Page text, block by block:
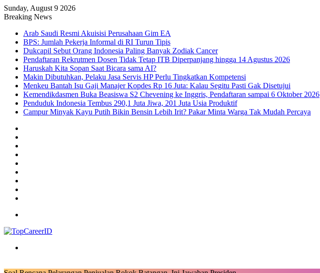
Sunday, August 9 2026
Breaking News
Arab Saudi Resmi Akuisisi Perusahaan Gim EA
BPS: Jumlah Pekerja Informal di RI Turun Tipis
Dukcapil Sebut Orang Indonesia Paling Banyak Zodiak Cancer
Pendaftaran Rekrutmen Dosen Tidak Tetap ITB Diperpanjang hingga 14 Agustus 2026
Haruskah Kita Sopan Saat Bicara sama AI?
Makin Dibutuhkan, Pelaku Jasa Servis HP Perlu Tingkatkan Kompetensi
Menkeu Bantah Isu Gaji Manajer Kopdes Rp 16 Juta: Kalau Segitu Pasti Gak Disetujui
Kemendikdasmen Buka Beasiswa S2 Chevening ke Inggris, Pendaftaran sampai 6 Oktober 2026
Penduduk Indonesia Tembus 290,1 Juta Jiwa, 201 Juta Usia Produktif
Campur Minyak Kayu Putih Bikin Bensin Lebih Irit? Pakar Minta Warga Tak Mudah Percaya